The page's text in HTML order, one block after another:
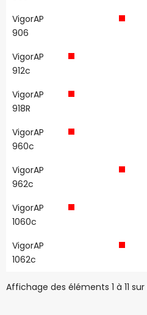
VigorAP
906
VigorAP
912c
VigorAP
918R
VigorAP
960c
VigorAP
962c
VigorAP
1060c
VigorAP
1062c
Affichage des éléments 1 à 11 sur